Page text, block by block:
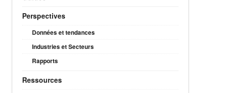
Perspectives
Données et tendances
Industries et Secteurs
Rapports
Ressources